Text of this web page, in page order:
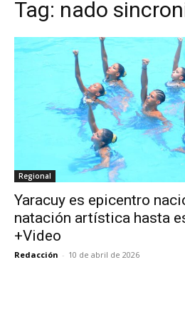
Tag: nado
Regional
Yaracuy es epicentro
natación artística hasta
+Video
Redacción - 10 de abril de 2026